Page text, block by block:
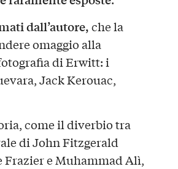
dall’autore,che la
omaggio alla
di Erwitt: i
Jack Kerouac,
come il diverbio tra
di John Fitzgerald
e Muhammad Alì,